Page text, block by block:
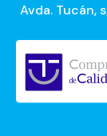
Avda. Tucán,